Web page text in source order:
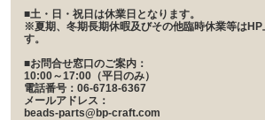
■土・日・祝日は休業日となります。
※夏期、冬期長期休暇及びその他臨時休業等はHP
す。
■お問合せ窓口のご案内：
10:00～17:00（平日のみ）
電話番号：06-6718-6367
メールアドレス：
beads-parts@bp-craft.com